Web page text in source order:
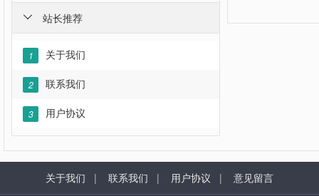
站长推荐

1 关于我们
2 联系我们
3 用户协议
关于我们 | 联系我们 | 用户协议 | 意见留言